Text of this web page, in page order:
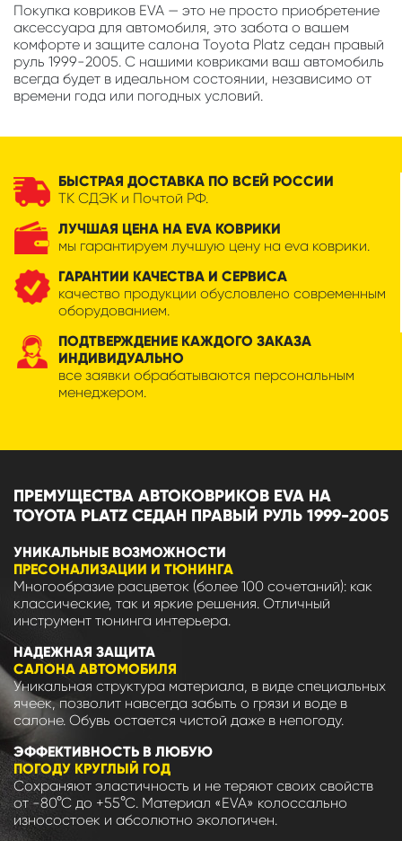
Покупка ковриков EVA — это не просто приобретение
аксессуара для автомобиля, это забота о вашем
комфорте и защите салона Toyota Platz седан правый
руль 1999-2005. С нашими ковриками ваш автомобиль
всегда будет в идеальном состоянии, независимо от
времени года или погодных условий.
БЫСТРАЯ ДОСТАВКА ПО ВСЕЙ РОССИИ
ТК СДЭК и Почтой РФ.
ЛУЧШАЯ ЦЕНА НА EVA КОВРИКИ
мы гарантируем лучшую цену на eva коврики.
ГАРАНТИИ КАЧЕСТВА И СЕРВИСА
качество продукции обусловлено современным
оборудованием.
ПОДТВЕРЖДЕНИЕ КАЖДОГО ЗАКАЗА
ИНДИВИДУАЛЬНО
все заявки обрабатываются персональным
менеджером.
ПРЕМУЩЕСТВА АВТОКОВРИКОВ EVA НА
TOYOTA PLATZ СЕДАН ПРАВЫЙ РУЛЬ 1999-2005
УНИКАЛЬНЫЕ ВОЗМОЖНОСТИ
ПРЕСОНАЛИЗАЦИИ И ТЮНИНГА
Многообразие расцветок (более 100 сочетаний): как
классические, так и яркие решения. Отличный
инструмент тюнинга интерьера.
НАДЕЖНАЯ ЗАЩИТА
САЛОНА АВТОМОБИЛЯ
Уникальная структура материала, в виде специальных
ячеек, позволит навсегда забыть о грязи и воде в
салоне. Обувь остается чистой даже в непогоду.
ЭФФЕКТИВНОСТЬ В ЛЮБУЮ
ПОГОДУ КРУГЛЫЙ ГОД
Сохраняют эластичность и не теряют своих свойств
от -80°С до +55°С. Материал «EVA» колоссально
износостоек и абсолютно экологичен.